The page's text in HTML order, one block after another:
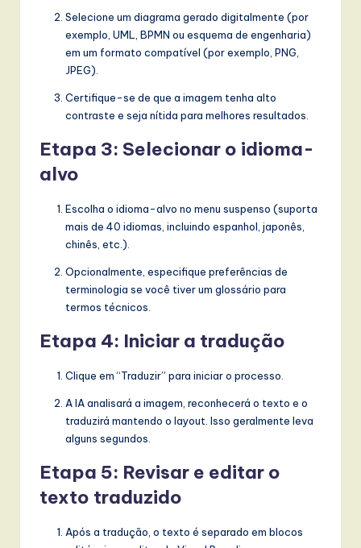
Selecione um diagrama gerado digitalmente (por
exemplo, UML, BPMN ou esquema de engenharia)
em um formato compatível (por exemplo, PNG,
JPEG).
Certifique-se de que a imagem tenha alto
contraste e seja nítida para melhores resultados.
Etapa 3: Selecionar o idioma-
alvo
Escolha o idioma-alvo no menu suspenso (suporta
mais de 40 idiomas, incluindo espanhol, japonês,
chinês, etc.).
Opcionalmente, especifique preferências de
terminologia se você tiver um glossário para
termos técnicos.
Etapa 4: Iniciar a tradução
Clique em “Traduzir” para iniciar o processo.
A IA analisará a imagem, reconhecerá o texto e o
traduzirá mantendo o layout. Isso geralmente leva
alguns segundos.
Etapa 5: Revisar e editar o
texto traduzido
Após a tradução, o texto é separado em blocos